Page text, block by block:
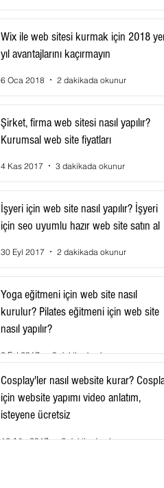
Wix ile web sitesi kurmak için 2018
yıl avantajlarını kaçırmayın
6 Oca 2018 2 dakikada okunur
Şirket, firma web sitesi nasıl yapılır?
Kurumsal web site fiyatları
4 Kas 2017 3 dakikada okunur
İşyeri için web site nasıl yapılır? İşyeri
için seo uyumlu hazır web site satın al
30 Eyl 2017 2 dakikada okunur
Yoga eğitmeni için web site nasıl
kurulur? Pilates eğitmeni için web site
nasıl yapılır?
2 Eyl 2017 3 dakikada okunur
Cosplay'ler nasıl website kurar?
için website yapımı video anlatım,
isteyene ücretsiz
16 Ağu 2017 2 dakikada okunur